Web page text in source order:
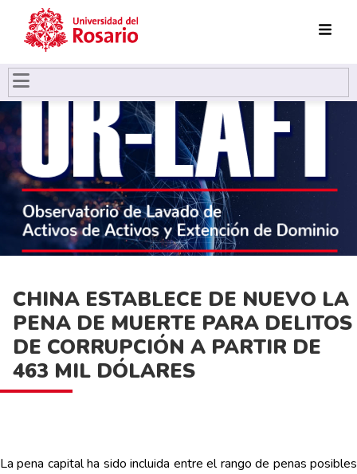
Pasar al contenido principal
CHINA ESTABLECE DE NUEVO LA
PENA DE MUERTE PARA DELITOS
DE CORRUPCIÓN A PARTIR DE
463 MIL DÓLARES
La pena capital ha sido incluida entre el rango de penas posibles